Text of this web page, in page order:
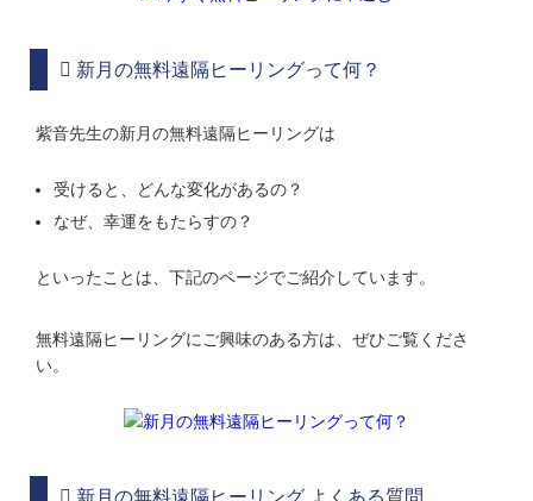
新月の無料遠隔ヒーリングって何？
紫音先生の新月の無料遠隔ヒーリングは
受けると、どんな変化があるの？
なぜ、幸運をもたらすの？
といったことは、下記のページでご紹介しています。
無料遠隔ヒーリングにご興味のある方は、ぜひご覧くださ
い。
新月の無料遠隔ヒーリング よくある質問